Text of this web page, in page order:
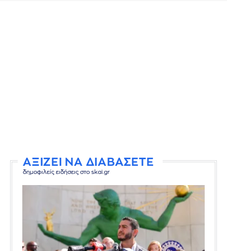
ΑΞΙΖΕΙ ΝΑ ΔΙΑΒΑΣΕΤΕ
δημοφιλείς ειδήσεις στο skai.gr